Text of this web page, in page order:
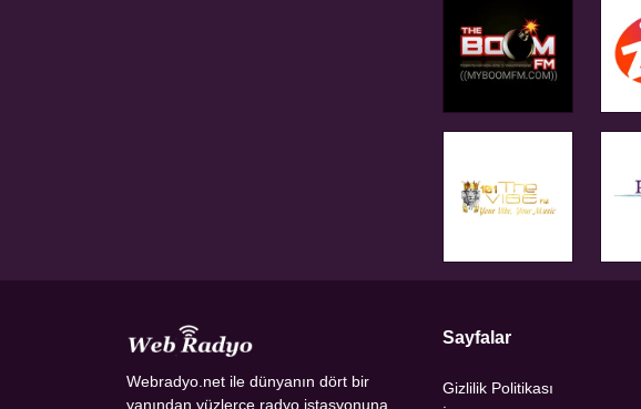
Webradyo.net ile dünyanın dört bir
yanından yüzlerce radyo istasyonuna
Sayfalar
Gizlilik Politikası